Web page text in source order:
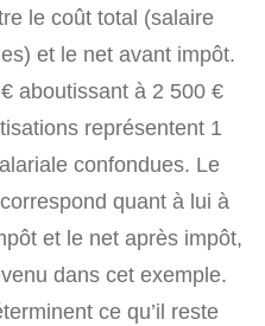
le coût total (salaire
et le net avant impôt.
aboutissant à 2 500 €
représentent 1
confondues. Le
correspond quant à lui à
et le net après impôt,
dans cet exemple.
ce qu’il reste